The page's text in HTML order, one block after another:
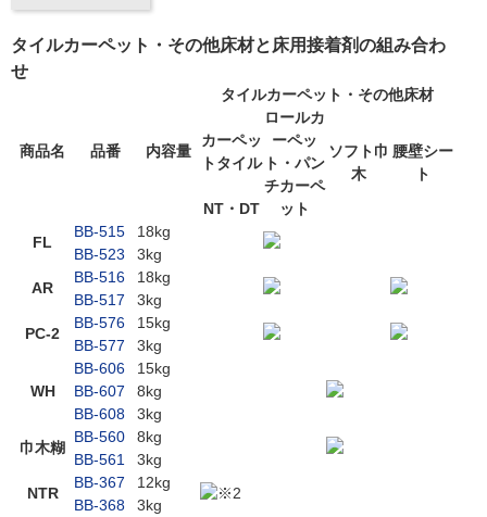
タイルカーペット・その他床材と床用接着剤の組み合わ
せ
商品名 品番 内容量
タイルカーペット・その他床材
カーペッ
トタイル
ロールカ
ーペッ
ト・パン
チカーペ
ット
ソフト巾
木
腰壁シー
ト
NT・DT
FL
BB-515
18kg
BB-523
3kg
AR
BB-516
18kg
BB-517
3kg
PC-2
BB-576
15kg
BB-577
3kg
WH
BB-606
15kg
BB-607
8kg
BB-608
3kg
巾木糊
BB-560
8kg
BB-561
3kg
NTR
BB-367 12kg
※2
BB-368
3kg